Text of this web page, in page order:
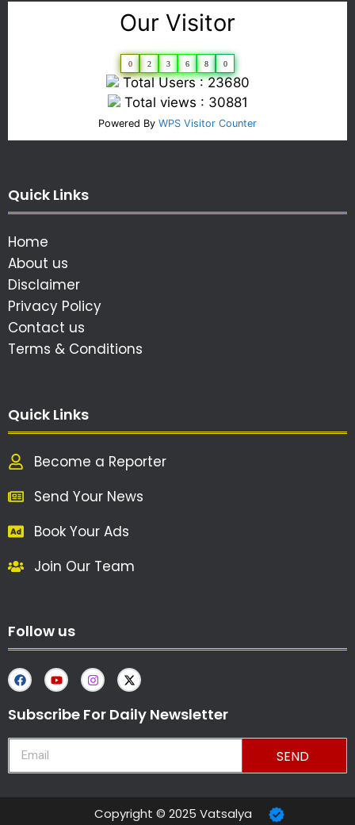
Our Visitor
0 2 3 6 8 0
Total Users : 23680
Total views : 30881
Powered By WPS Visitor Counter
Quick Links
Home
About us
Disclaimer
Privacy Policy
Contact us
Terms & Conditions
Quick Links
Become a Reporter
Send Your News
Book Your Ads
Join Our Team
Follow us
Subscribe For Daily Newsletter
SEND
Copyright © 2025 Vatsalya